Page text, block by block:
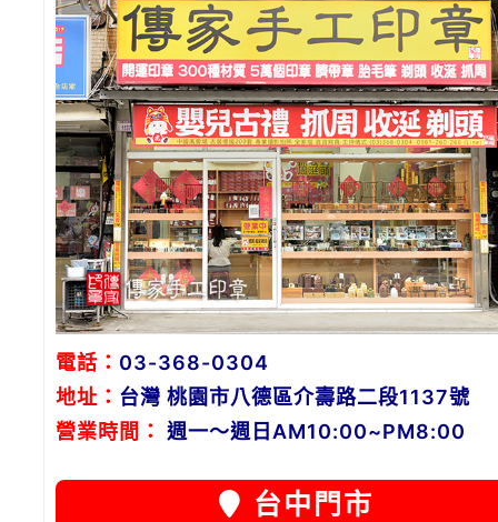
電話： 03-368-0304
地址： 台灣 桃園市八德區介壽路二段1137號
營業時間：
週一～週日AM10:00~PM8:00
台中門市